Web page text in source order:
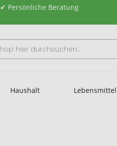
✔ Persönliche Beratung
Haushalt Lebensmittel